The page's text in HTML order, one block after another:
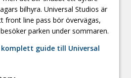
bilhyra. Universal Studios är
front line pass bör övervägas,
parken under sommaren.
komplett guide till Universal